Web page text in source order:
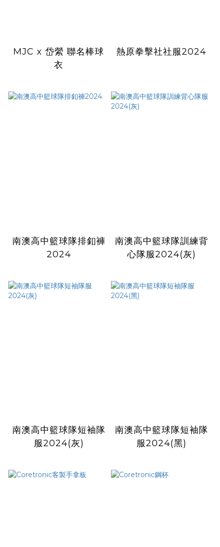
MJC x 岱縈 聯名棒球
衣
熱原拳擊社社服2024
南澳高中籃球隊排釦褲
2024
南澳高中籃球隊訓練背
心隊服2024(灰)
南澳高中籃球隊短袖隊
服2024(灰)
南澳高中籃球隊短袖隊
服2024(黑)